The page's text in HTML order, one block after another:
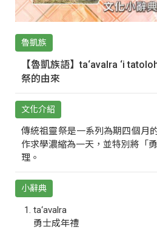
魯凱族
【魯凱族語】ta‘avalra ‘i
祭的由來
文化介紹
傳統祖靈祭是一系列為期四個月
作求學濃縮為一天，並特別將「
理。
小辭典
ta‘avalra
勇士成年禮